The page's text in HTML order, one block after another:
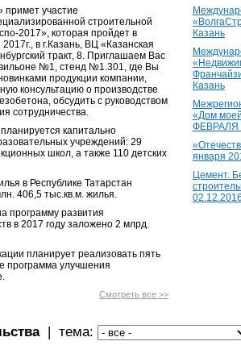
участие
строительной
2017», которая пройдет в
в г.Казань, ВЦ «Казанская
тракт, 8. Приглашаем Вас
№1, стенд №1.301, где Вы
продукции компании,
консультацию о производстве
обсудить с руководством
сотрудничества.
капитально
учреждений: 29
школ, а также 110 детских
в Республике Татарстан
406,5 тыс.кв.м. жилья.
программу развития
в 2017 году заложено 2 млрд.
планирует реализовать пять
программа улучшения
Смотреть все >>
Казань
Казань
«Дом
ФЕВРАЛЯ
января
Цемент.
| тема: